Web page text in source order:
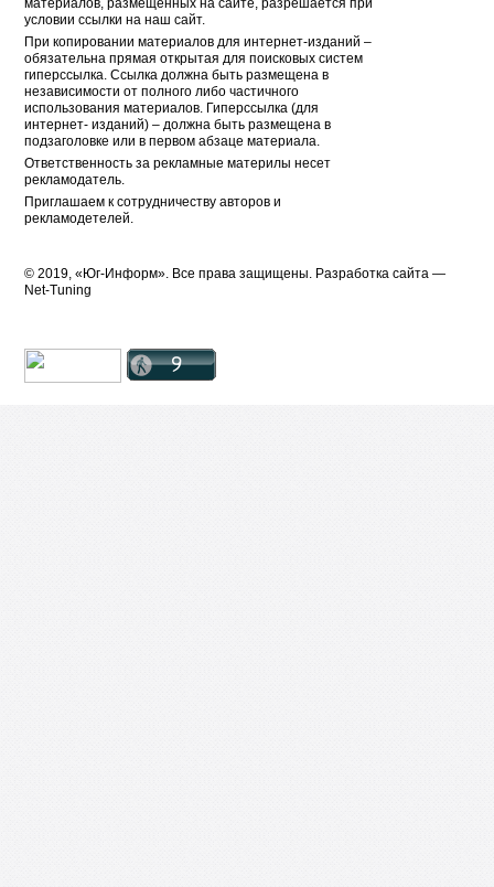
условии ссылки на наш сайт.
При копировании материалов для интернет-изданий –
обязательна прямая открытая для поисковых систем
гиперссылка. Ссылка должна быть размещена в
независимости от полного либо частичного
использования материалов. Гиперссылка (для
интернет- изданий) – должна быть размещена в
подзаголовке или в первом абзаце материала.
Ответственность за рекламные материлы несет
рекламодатель.
Приглашаем к сотрудничеству авторов и
рекламодетелей.
© 2019, «Юг-Информ». Все права защищены. Разработка cайта —
Net-Tuning